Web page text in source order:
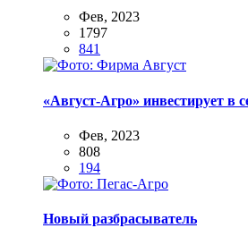
Фев, 2023
1797
841
«Август-Агро» инвестирует в
Фев, 2023
808
194
Новый разбрасыватель